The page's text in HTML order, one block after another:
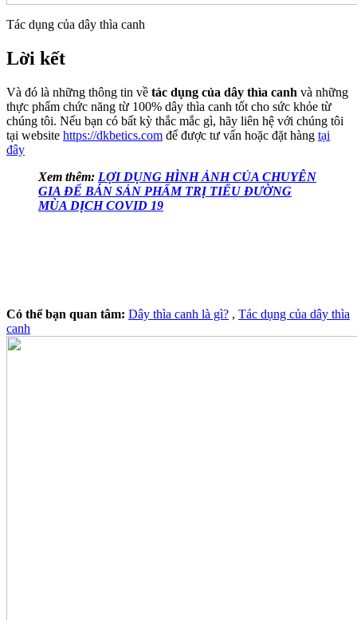
Tác dụng của dây thìa canh
Lời kết
Và đó là những thông tin về tác dụng của dây thìa canh và những
thực phẩm chức năng từ 100% dây thìa canh tốt cho sức khỏe từ
chúng tôi. Nếu bạn có bất kỳ thắc mắc gì, hãy liên hệ với chúng tôi
tại website https://dkbetics.com để được tư vấn hoặc đặt hàng tại
đây
Xem thêm: LỢI DỤNG HÌNH ẢNH CỦA CHUYÊN
GIA ĐỂ BÁN SẢN PHẨM TRỊ TIỂU ĐƯỜNG
MÙA DỊCH COVID 19
Có thể bạn quan tâm: Dây thìa canh là gì? , Tác dụng của dây thìa
canh